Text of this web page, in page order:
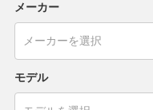
メーカー
モデル